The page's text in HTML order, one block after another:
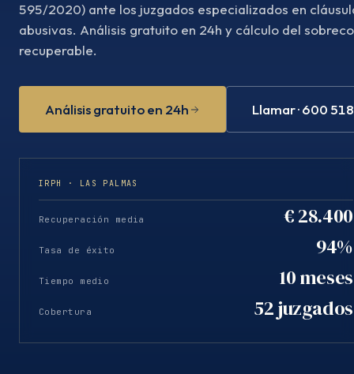
595/2020) ante los juzgados especializados en
abusivas. Análisis gratuito en 24h y cálculo del
recuperable.
Análisis gratuito en 24h Llamar · 600
IRPH · LAS PALMAS
Recuperación media € 28.400
Tasa de éxito 94%
Tiempo medio 10 meses
Cobertura 52 juzgados